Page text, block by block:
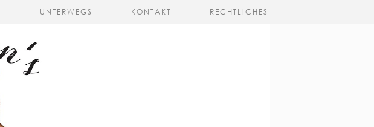
UNTERWEGS KONTAKT RECHTLICHES